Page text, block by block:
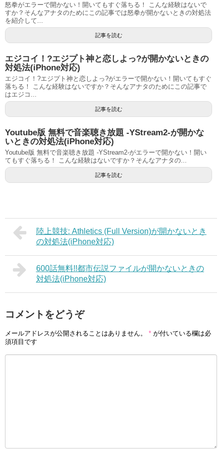
怒拳がエラーで開かない！開いてもすぐ落ちる！ こんな経験はないで
すか？そんなアナタのためにこの記事では怒拳が開かないときの対処法
を紹介して...
記事を読む
エジコイ！?エジプト神と恋しよっ?が開かないときの
対処法(iPhone対応)
エジコイ！?エジプト神と恋しよっ?がエラーで開かない！開いてもすぐ
落ちる！ こんな経験はないですか？そんなアナタのためにこの記事で
はエジコ...
記事を読む
Youtube版 無料で音楽聴き放題 -YStream2-が開かな
いときの対処法(iPhone対応)
Youtube版 無料で音楽聴き放題 -YStream2-がエラーで開かない！開い
てもすぐ落ちる！ こんな経験はないですか？そんなアナタの...
記事を読む
陸上競技: Athletics (Full Version)が開かないとき
の対処法(iPhone対応)
600話無料!!都市伝説ファイルが開かないときの
対処法(iPhone対応)
コメントをどうぞ
メールアドレスが公開されることはありません。 * が付いている欄は必
須項目です